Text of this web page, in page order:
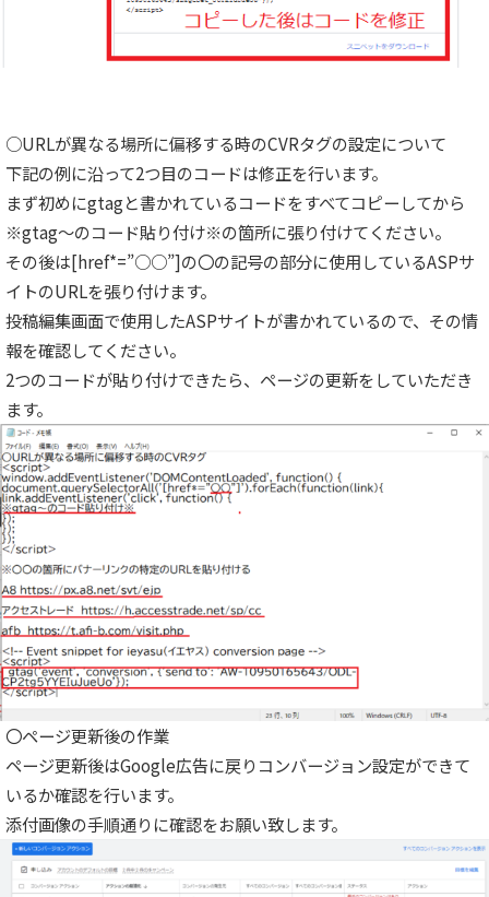
○URLが異なる場所に偏移する時のCVRタグの設定について
下記の例に沿って2つ目のコードは修正を行います。
まず初めにgtagと書かれているコードをすべてコピーしてから
※gtag～のコード貼り付け※の箇所に張り付けてください。
その後は[href*=”○○”]の〇の記号の部分に使用しているASPサ
イトのURLを張り付けます。
投稿編集画面で使用したASPサイトが書かれているので、その情
報を確認してください。
2つのコードが貼り付けできたら、ページの更新をしていただき
ます。
〇ページ更新後の作業
ページ更新後はGoogle広告に戻りコンバージョン設定ができて
いるか確認を行います。
添付画像の手順通りに確認をお願い致します。